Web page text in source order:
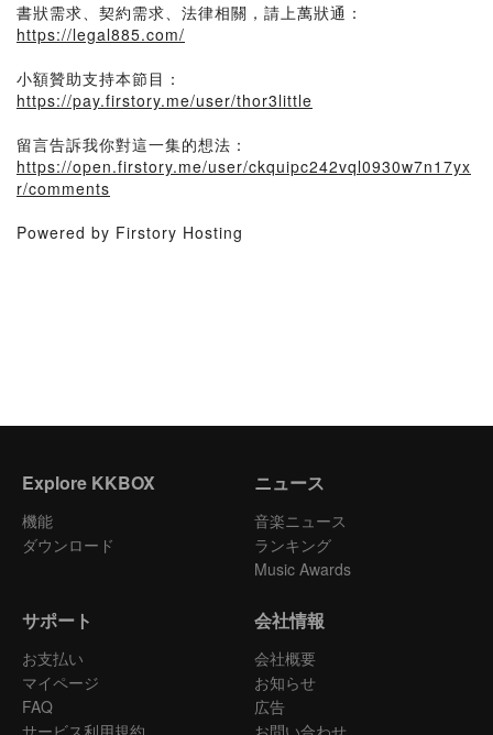
書狀需求、契約需求、法律相關，請上萬狀通：
https://legal885.com/
小額贊助支持本節目：
https://pay.firstory.me/user/thor3little
留言告訴我你對這一集的想法：
https://open.firstory.me/user/ckquipc242vql0930w7n17yx
r/comments
Powered by Firstory Hosting
Explore KKBOX
機能
ダウンロード
ニュース
音楽ニュース
ランキング
Music Awards
サポート
お支払い
マイページ
FAQ
サービス利用規約
会社情報
会社概要
お知らせ
広告
お問い合わせ